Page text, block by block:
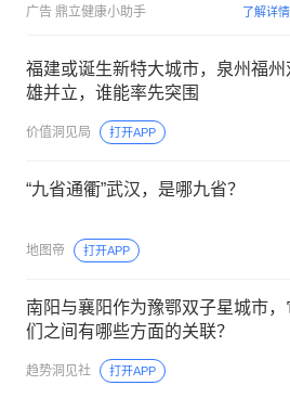
广告 鼎立健康小助手 了解详情
福建或诞生新特大城市，泉州福州
雄并立，谁能率先突围
价值洞见局 打开APP
“九省通衢”武汉，是哪九省？
地图帝 打开APP
南阳与襄阳作为豫鄂双子星城市，
们之间有哪些方面的关联？
趋势洞见社 打开APP